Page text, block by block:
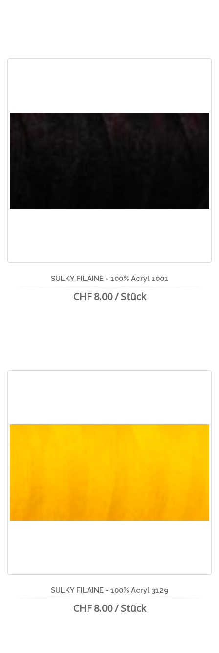
SULKY FILAINE - 100% Acryl 1001
CHF 8.00 / Stück
SULKY FILAINE - 100% Acryl 3129
CHF 8.00 / Stück